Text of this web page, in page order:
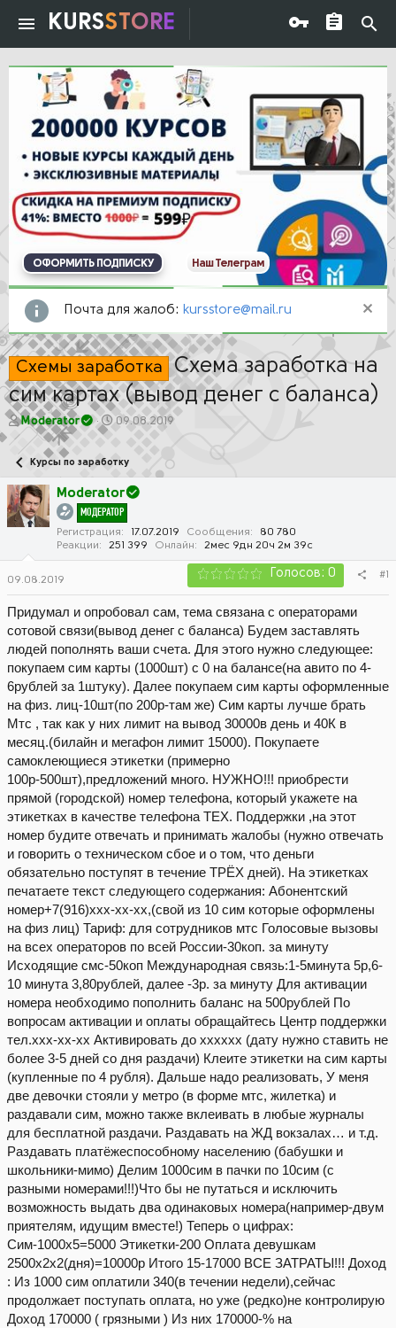
KURSSTORE
ОФОРМИТЬ ПОДПИСКУ Наш Телеграм
Почта для жалоб: kursstore@mail.ru
Схемы заработка Схема заработка на
сим картах (вывод денег с баланса)
А
т
о
р
т
е
Moderator
Д
а
а
ч
а
л
а
09.08.2019
Курсы по заработку
Moderator
МОДЕРАТОР
Регистрация 17.07.2019 Сообщения
80 780
Реакции
251 399 Онлайн 2мес 9дн 20ч 2м 39с
09.08.2019 Голосов: 0 #1
Придумал и опробовал сам, тема связана с операторами
сотовой связи(вывод денег с баланса) Будем заставлять
людей пополнять ваши счета. Для этого нужно следующее:
покупаем сим карты (1000шт) с 0 на балансе(на авито по 4-
6рублей за 1штуку). Далее покупаем сим карты оформленные
на физ. лиц-10шт(по 200р-там же) Сим карты лучше брать
Мтс , так как у них лимит на вывод 30000в день и 40К в
месяц.(билайн и мегафон лимит 15000). Покупаете
самоклеющиеся этикетки (примерно
100р-500шт),предложений много. НУЖНО!!! приобрести
прямой (городской) номер телефона, который укажете на
этикетках в качестве телефона ТЕХ. Поддержки ,на этот
номер будите отвечать и принимать жалобы (нужно отвечать
и говорить о техническом сбое и о том, что деньги
обязательно поступят в течение ТРЁХ дней). На этикетках
печатаете текст следующего содержания: Абонентский
номер+7(916)ххх-хх-хх,(свой из 10 сим которые оформлены
на физ лиц) Тариф: для сотрудников мтс Голосовые вызовы
на всех операторов по всей России-30коп. за минуту
Исходящие смс-50коп Международная связь:1-5минута 5р,6-
10 минута 3,80рублей, далее -3р. за минуту Для активации
номера необходимо пополнить баланс на 500рублей По
вопросам активации и оплаты обращайтесь Центр поддержки
тел.ххх-хх-хх Активировать до хххххх (дату нужно ставить не
более 3-5 дней со дня раздачи) Клеите этикетки на сим карты
(купленные по 4 рубля). Дальше надо реализовать, У меня
две девочки стояли у метро (в форме мтс, жилетка) и
раздавали сим, можно также вклеивать в любые журналы
для бесплатной раздачи. Раздавать на ЖД вокзалах… и т.д.
Раздавать платёжеспособному населению (бабушки и
школьники-мимо) Делим 1000сим в пачки по 10сим (с
разными номерами!!!)Что бы не путаться и исключить
возможность выдать два одинаковых номера(например-двум
приятелям, идущим вместе!) Теперь о цифрах:
Сим-1000х5=5000 Этикетки-200 Оплата девушкам
2500х2х2(дня)=10000р Итого 15-17000 ВСЕ ЗАТРАТЫ!!! Доход
: Из 1000 сим оплатили 340(в течении недели),сейчас
продолжает поступать оплата, но уже (редко)не контролирую
Доход 170000 ( грязными ) Из них 170000-% на